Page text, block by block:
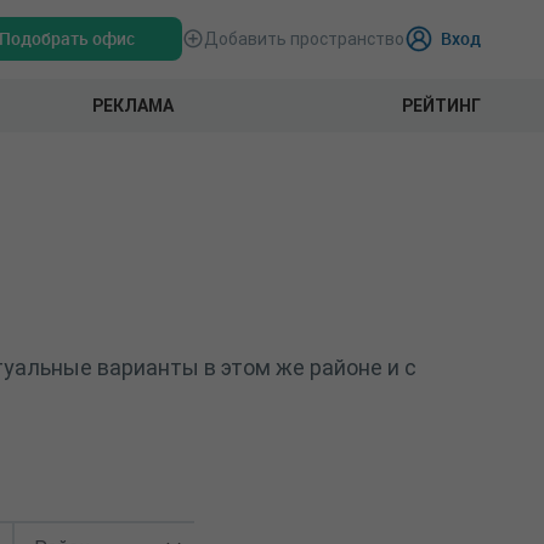
Подобрать офис Добавить пространство Вход
РЕКЛАМА РЕЙТИНГ
варианты в этом же районе и с